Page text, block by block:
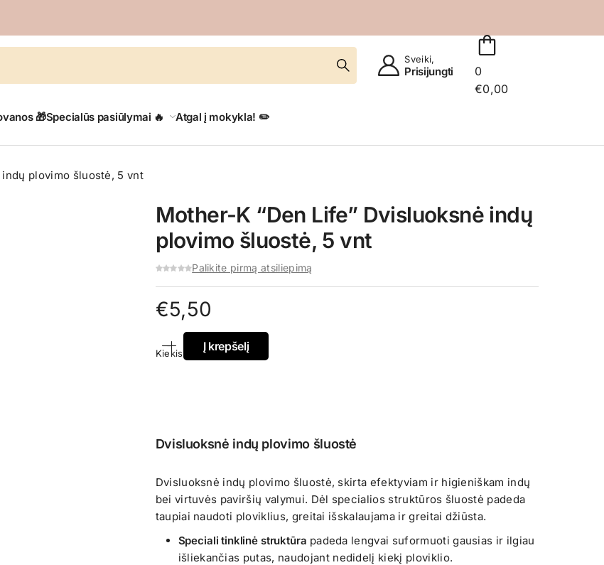
Sveiki,
Prisijungti
0
€0,00
🎁Specialūs pasiūlymai 🔥 Atgal į mokykla! ✏️
plovimo šluostė, 5 vnt
Mother-K “Den Life” Dvisluoksnė indų
plovimo šluostė, 5 vnt
Palikite pirmą atsiliepimą
€5,50
Kiekis Į krepšelį
Dvisluoksnė indų plovimo šluostė
Dvisluoksnė indų plovimo šluostė, skirta efektyviam ir higieniškam indų
bei virtuvės paviršių valymui. Dėl specialios struktūros šluostė padeda
taupiai naudoti ploviklius, greitai išskalaujama ir greitai džiūsta.
Speciali tinklinė struktūra padeda lengvai suformuoti gausias ir ilgiau
išliekančias putas, naudojant nedidelį kiekį ploviklio.